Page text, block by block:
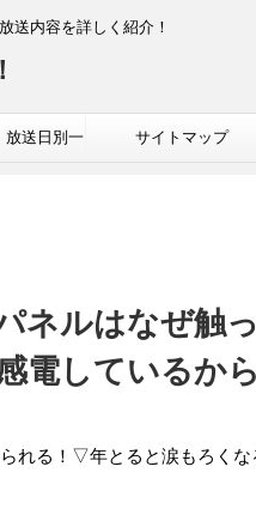
送内容を詳しく紹介！
放送日別一 サイトマップ
ネルはなぜ触
電しているから
れる！▽年とると涙もろく